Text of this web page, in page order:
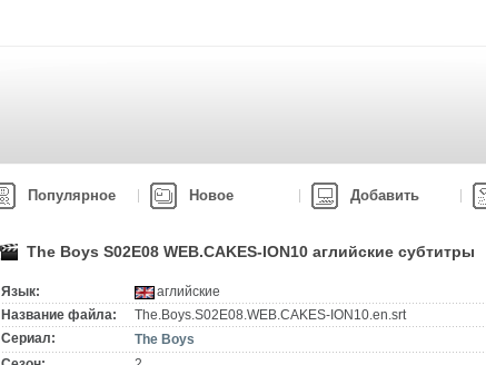
Популярное Новое Добавить
The Boys S02E08 WEB.CAKES-ION10 аглийские субтитры
Язык:
аглийские
Название файла:
The.Boys.S02E08.WEB.CAKES-ION10.en.srt
Сериал:
The Boys